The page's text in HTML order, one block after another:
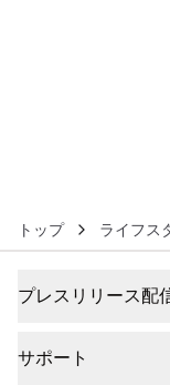
トップ ライフス
プレスリリース配
サポート